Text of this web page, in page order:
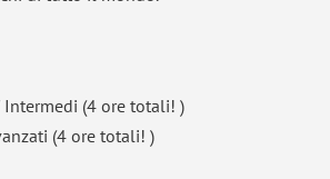
(4 ore totali! )
(4 ore totali! )